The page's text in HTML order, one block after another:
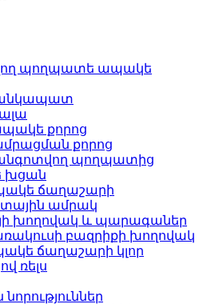
պողպատե ապակե
քորոց
քորոց
պողպատից
խցան
ճաղաշարի
ամրակ
խողովակ և պարագաներ
բազրիքի խողովակ
ճաղաշարի կլոր
ռելս